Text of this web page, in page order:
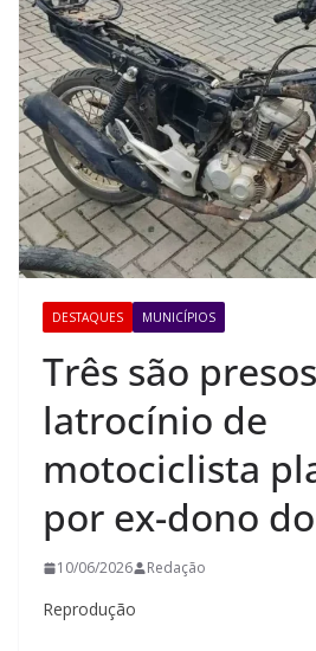
DESTAQUES MUNICÍPIOS
Três são
latrocínio de
motociclista
por ex-dono
10/06/2026 Redação
Reprodução